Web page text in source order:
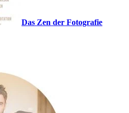
Das Zen der Fotografie